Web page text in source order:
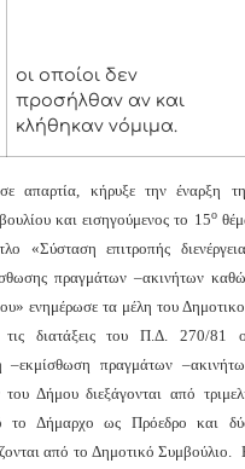
οι οποίοι δεν
προσήλθαν αν και
κλήθηκαν νόμιμα.
απαρτία, κήρυξε την έναρξη
και εισηγούμενος το 15ο
«Σύσταση επιτροπής
πραγμάτων –ακινήτων
ενημέρωσε τα μέλη του
διατάξεις του Π.Δ. 270/81
–εκμίσθωση πραγμάτων
Δήμου διεξάγονται από
το Δήμαρχο ως Πρόεδρο και
από το Δημοτικό Συμβούλιο.